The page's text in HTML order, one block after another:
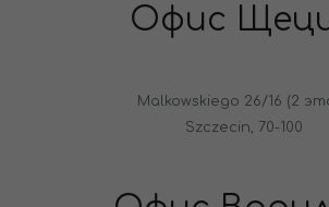
Офис
Malkowskiego 26/16 (2
Szczecin, 70-100